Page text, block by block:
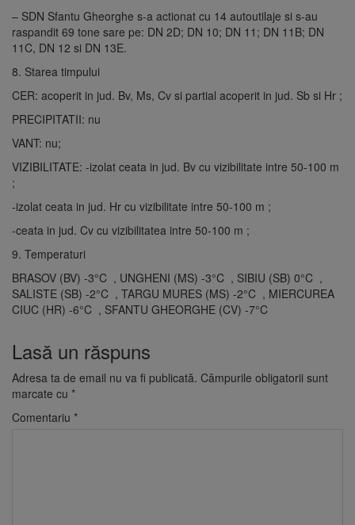
– SDN Sfantu Gheorghe s-a actionat cu 14 autoutilaje si s-au
raspandit 69 tone sare pe: DN 2D; DN 10; DN 11; DN 11B; DN
11C, DN 12 si DN 13E.
8. Starea timpului
CER: acoperit in jud. Bv, Ms, Cv si partial acoperit in jud. Sb si Hr ;
PRECIPITATII: nu
VANT: nu;
VIZIBILITATE: -izolat ceata in jud. Bv cu vizibilitate intre 50-100 m
;
-izolat ceata in jud. Hr cu vizibilitate intre 50-100 m ;
-ceata in jud. Cv cu vizibilitatea intre 50-100 m ;
9. Temperaturi
BRASOV (BV) -3°C , UNGHENI (MS) -3°C , SIBIU (SB) 0°C ,
SALISTE (SB) -2°C , TARGU MURES (MS) -2°C , MIERCUREA
CIUC (HR) -6°C , SFANTU GHEORGHE (CV) -7°C
Lasă un răspuns
Adresa ta de email nu va fi publicată. Câmpurile obligatorii sunt
marcate cu *
Comentariu *